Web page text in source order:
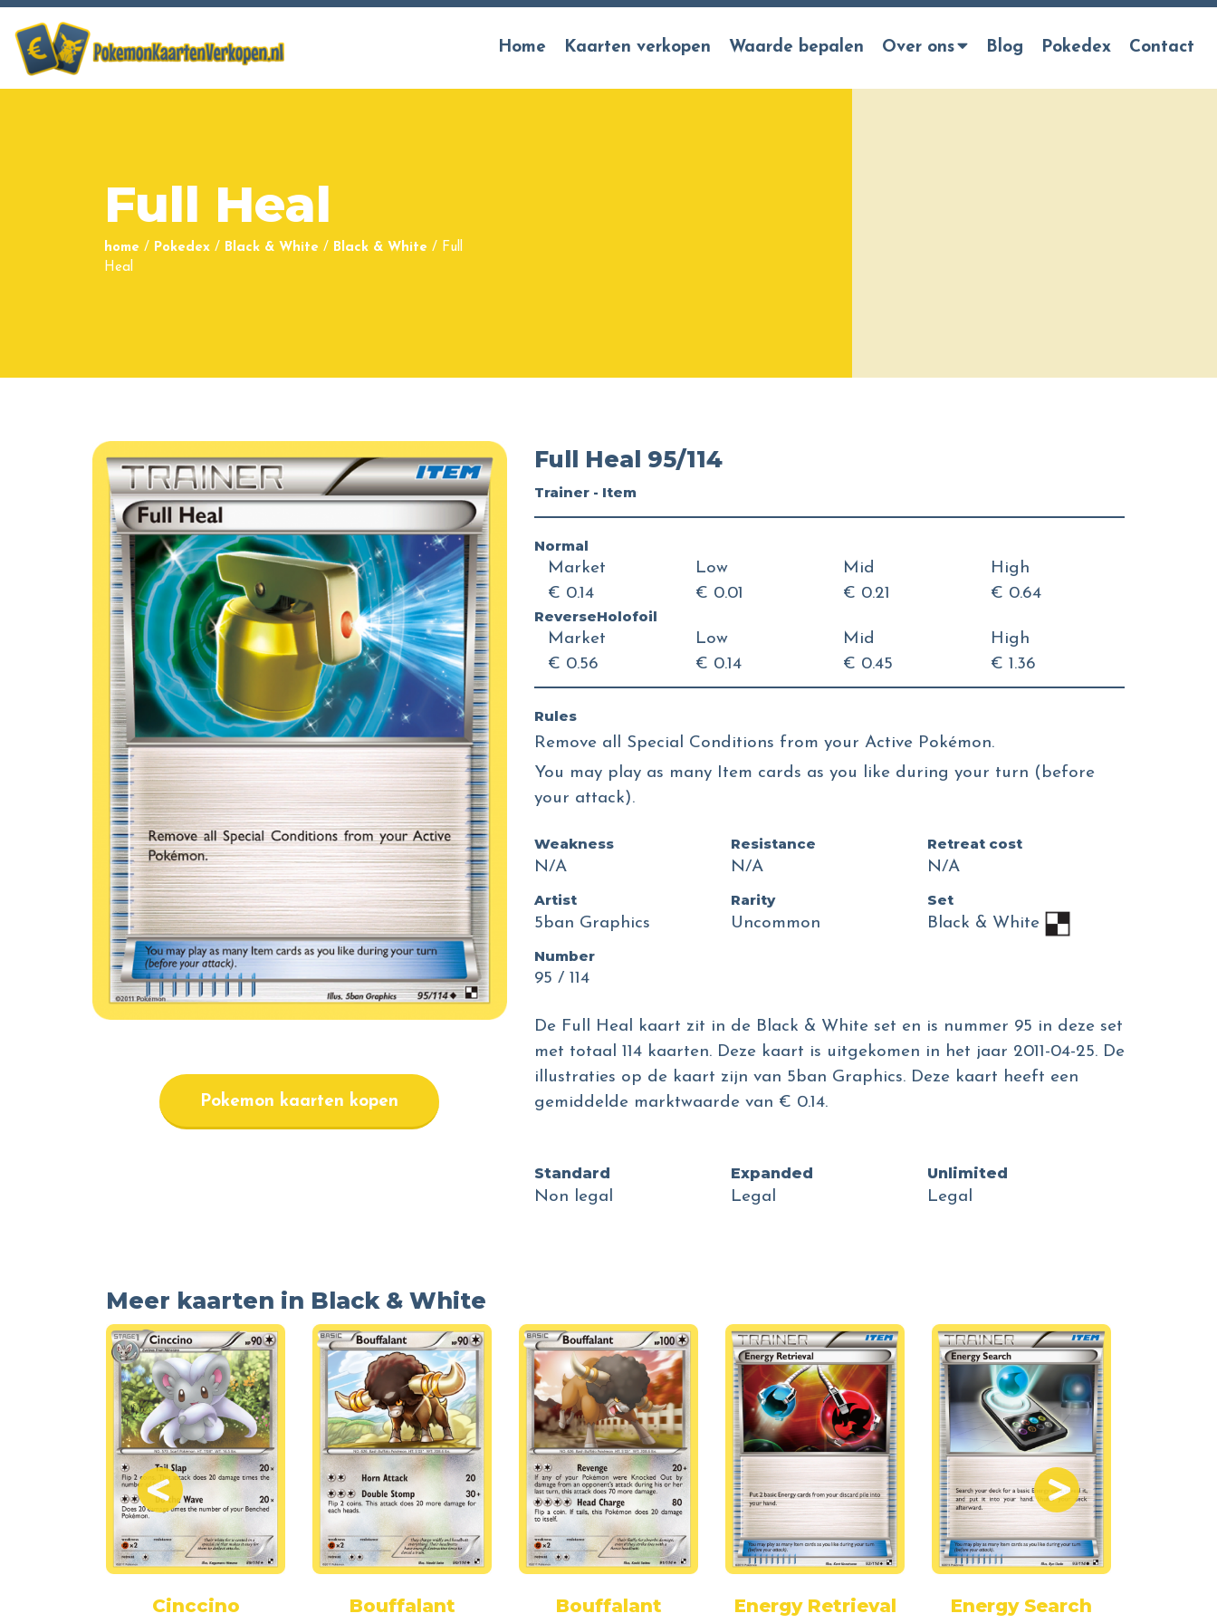
Home Kaarten verkopen Waarde bepalen Over ons Blog Pokedex Contact
Full Heal
home / Pokedex / Black & White / Black & White / Full
Heal
Pokemon kaarten kopen
Full Heal 95/114
Trainer - Item
Normal
Market
€ 0.14
Low
€ 0.01
Mid
€ 0.21
High
€ 0.64
ReverseHolofoil
Market
€ 0.56
Low
€ 0.14
Mid
€ 0.45
High
€ 1.36
Rules
Remove all Special Conditions from your Active Pokémon.
You may play as many Item cards as you like during your turn (before
your attack).
Weakness
N/A
Resistance
N/A
Retreat cost
N/A
Artist
5ban Graphics
Rarity
Uncommon
Set
Black & White
Number
95 / 114
De Full Heal kaart zit in de Black & White set en is nummer 95 in deze set
met totaal 114 kaarten. Deze kaart is uitgekomen in het jaar 2011-04-25. De
illustraties op de kaart zijn van 5ban Graphics. Deze kaart heeft een
gemiddelde marktwaarde van € 0.14.
Standard
Non legal
Expanded
Legal
Unlimited
Legal
Meer kaarten in Black & White
Cinccino Bouffalant Bouffalant Energy Retrieval Energy Search